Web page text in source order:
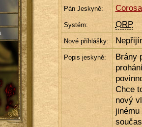
Pán Jeskyně: Corosa
Systém: ORP
Nové příhlášky:
Popis jeskyně:
Brány
Chce
nový